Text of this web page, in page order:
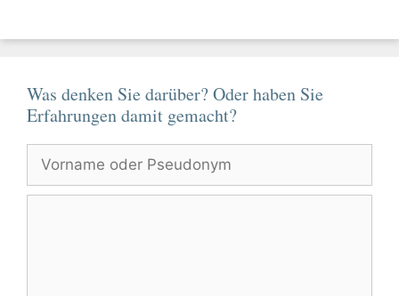
Was denken Sie darüber? Oder haben Sie
Erfahrungen damit gemacht?
Vorname
Pseudonym